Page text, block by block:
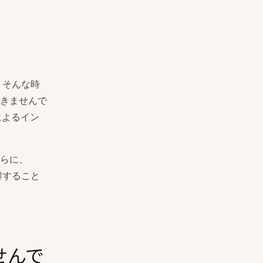
んな時
ませんで
るイン
に、
ること
で